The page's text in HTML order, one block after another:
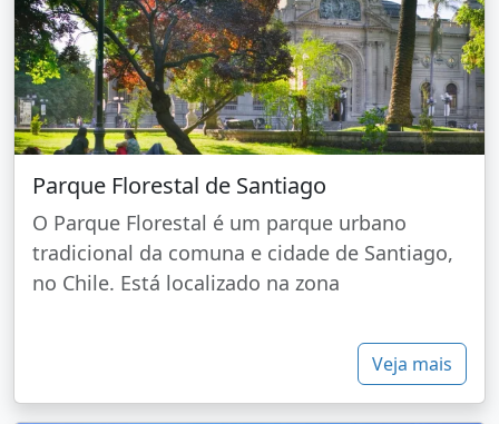
Parque Florestal de Santiago
O Parque Florestal é um parque urbano
tradicional da comuna e cidade de Santiago,
no Chile. Está localizado na zona
Veja mais